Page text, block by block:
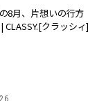
8月、片想いの行方
クラッシィ]